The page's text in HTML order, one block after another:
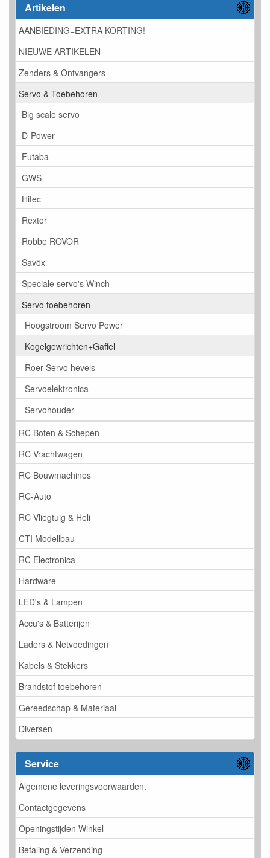
Artikelen
AANBIEDING=EXTRA KORTING!
NIEUWE ARTIKELEN
Zenders & Ontvangers
Servo & Toebehoren
Big scale servo
D-Power
Futaba
GWS
Hitec
Rextor
Robbe ROVOR
Savöx
Speciale servo's Winch
Servo toebehoren
Hoogstroom Servo Power
Kogelgewrichten+Gaffel
Roer-Servo hevels
Servoelektronica
Servohouder
RC Boten & Schepen
RC Vrachtwagen
RC Bouwmachines
RC-Auto
RC Vliegtuig & Heli
CTI Modellbau
RC Electronica
Hardware
LED's & Lampen
Accu's & Batterijen
Laders & Netvoedingen
Kabels & Stekkers
Brandstof toebehoren
Gereedschap & Materiaal
Diversen
Service
Algemene leveringsvoorwaarden.
Contactgegevens
Openingstijden Winkel
Betaling & Verzending